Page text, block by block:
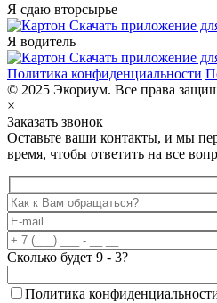
Я сдаю вторсырье
Скачать приложение
Я водитель
Скачать приложение
Политика конфиденциальности
© 2025 Экориум. Все права
×
Заказать звонок
Оставьте ваши контакты, и мы
время, чтобы ответить на все
Сколько будет 9 - 3?
Политика